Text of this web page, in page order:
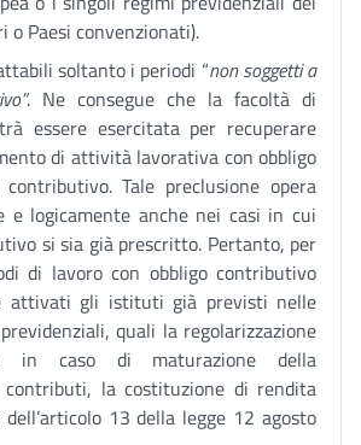
o Paesi convenzionati).
soltanto i periodi “non soggetti a
. Ne consegue che la facoltà di
essere esercitata per recuperare
di attività lavorativa con obbligo
Tale preclusione opera
e logicamente anche nei casi in cui
si sia già prescritto. Pertanto, per
di lavoro con obbligo contributivo
attivati gli istituti già previsti nelle
quali la regolarizzazione
in caso di maturazione della
contributi, la costituzione di rendita
13 della legge 12 agosto